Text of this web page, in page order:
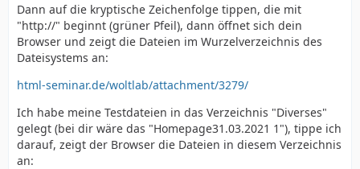
Dann auf die kryptische Zeichenfolge tippen, die mit
"http://" beginnt (grüner Pfeil), dann öffnet sich dein
Browser und zeigt die Dateien im Wurzelverzeichnis des
Dateisystems an:
html-seminar.de/woltlab/attachment/3279/
Ich habe meine Testdateien in das Verzeichnis "Diverses"
gelegt (bei dir wäre das "Homepage31.03.2021 1"), tippe ich
darauf, zeigt der Browser die Dateien in diesem Verzeichnis
an: